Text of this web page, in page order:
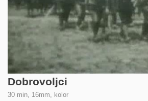
Dobrovoljci
30 min, 16mm, kolor